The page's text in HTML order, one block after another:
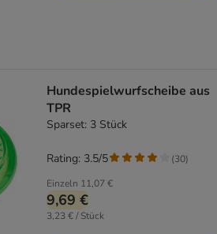
Hundespielwurfscheibe aus
TPR
Sparset: 3 Stück
Einzeln 11,07 €
9,69 €
3,23 € / Stück
Rating: 3.5/5 (30)